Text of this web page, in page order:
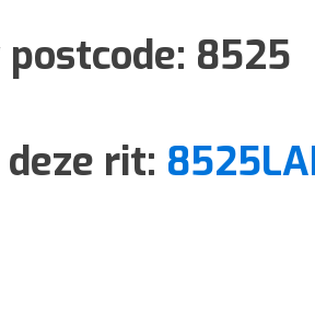
postcode: 8525
deze rit: